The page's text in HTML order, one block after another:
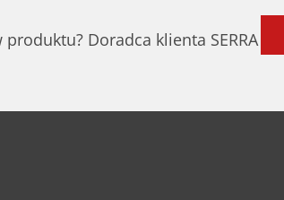
Doradca klienta SERRA